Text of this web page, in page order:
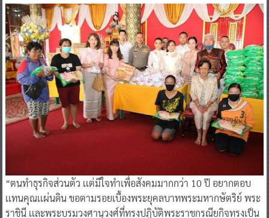
“ตนทำธุรกิจส่วนตัว เเต่มีใจทำเพื่อสังคมมากกว่า 10 ปี อยากตอบ
เเทนคุณเเผ่นดิน ขอตามรอยเบื้องพระยุคลบาทพระมหากษัตริย์ พระ
ราชินี เเละพระบรมวงศานุวงศ์ที่ทรงปฏิบัติพระราชกรณียกิจทรงเป็น